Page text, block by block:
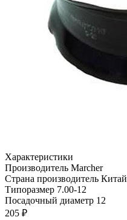
Характеристики
Производитель Marcher
Страна производитель Китай
Типоразмер 7.00-12
Посадочный диаметр 12
205 ₽